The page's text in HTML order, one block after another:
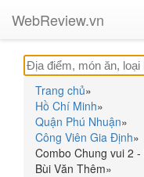
WebReview.vn
Trang chủ»
Hồ Chí Minh»
Quận Phú Nhuận»
Công Viên Gia Định»
Combo Chung vui 2
Bùi Văn Thêm»